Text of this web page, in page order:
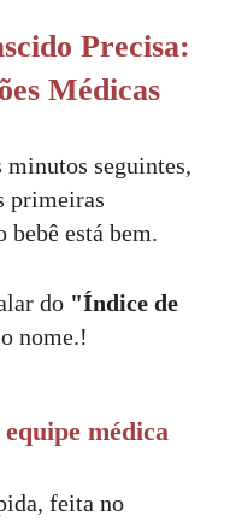
Precisa:
Médicas
minutos seguintes,
primeiras
bebê está bem.
do "Índice de
nome.!
médica
feita no